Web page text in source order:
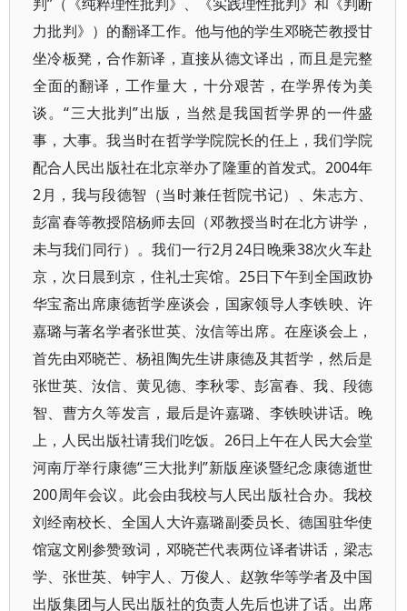
力批判》）的翻译工作。他与他的学生邓晓芒教授甘
坐冷板凳，合作新译，直接从德文译出，而且是完整
全面的翻译，工作量大，十分艰苦，在学界传为美
谈。“三大批判”出版，当然是我国哲学界的一件盛
事，大事。我当时在哲学学院院长的任上，我们学院
配合人民出版社在北京举办了隆重的首发式。2004年
2月，我与段德智（当时兼任哲院书记）、朱志方、
彭富春等教授陪杨师去回（邓教授当时在北方讲学，
未与我们同行）。我们一行2月24日晚乘38次火车赴
京，次日晨到京，住礼士宾馆。25日下午到全国政协
华宝斋出席康德哲学座谈会，国家领导人李铁映、许
嘉璐与著名学者张世英、汝信等出席。在座谈会上，
首先由邓晓芒、杨祖陶先生讲康德及其哲学，然后是
张世英、汝信、黄见德、李秋零、彭富春、我、段德
智、曹方久等发言，最后是许嘉璐、李铁映讲话。晚
上，人民出版社请我们吃饭。26日上午在人民大会堂
河南厅举行康德“三大批判”新版座谈暨纪念康德逝世
200周年会议。此会由我校与人民出版社合办。我校
刘经南校长、全国人大许嘉璐副委员长、德国驻华使
馆寇文刚参赞致词，邓晓芒代表两位译者讲话，梁志
学、张世英、钟宇人、万俊人、赵敦华等学者及中国
出版集团与人民出版社的负责人先后也讲了话。出席